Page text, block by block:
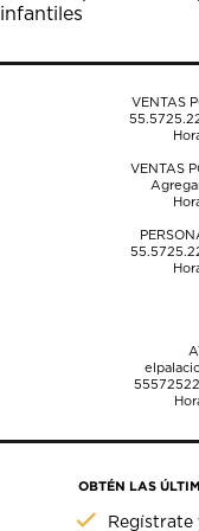
formulario
envío.
formulario
envío.envío.envío.
infantiles
VENTAS
VENTAS
OBTÉN LAS